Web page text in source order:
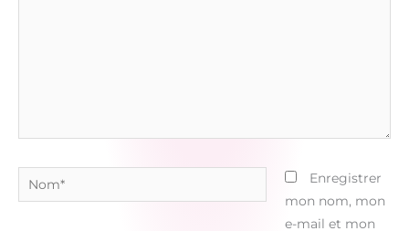
Nom*
Enregistrer
mon nom, mon
e-mail et mon